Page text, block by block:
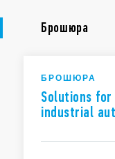
Брошюра
БРОШЮРА
Solutions
industrial